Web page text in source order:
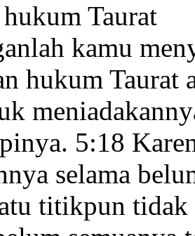
Taurat
kamu
hukum Taurat
. 5:18
selama
titikpun